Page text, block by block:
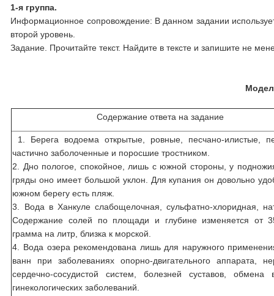
1-я группа.
Информационное сопровождение: В данном задании
второй уровень.
Задание. Прочитайте текст. Найдите в тексте и запишите не
Содержание ответа на задание
1. Берега водоема открытые, ровные, песчано-илистые,
частично заболоченные и поросшие тростником.
2. Дно пологое, спокойное, лишь с южной стороны, у
гряды оно имеет большой уклон. Для купания он довольно
южном берегу есть пляж.
3. Вода в Ханкуле слабощелочная, сульфатно-хлоридная,
Содержание солей по площади и глубине изменяется от
грамма на литр, близка к морской.
4. Вода озера рекомендована лишь для наружного
ванн при заболеваниях опорно-двигательного аппарата,
сердечно-сосудистой систем, болезней суставов, обмена
гинекологических заболеваний.